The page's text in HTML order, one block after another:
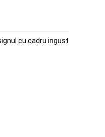
cu cadru ingust